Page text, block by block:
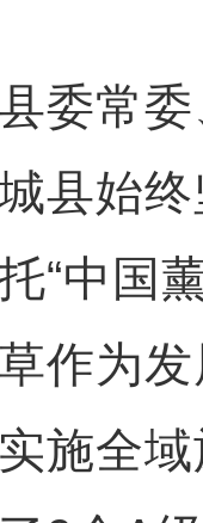
常委
县始
“中国
作为
施全